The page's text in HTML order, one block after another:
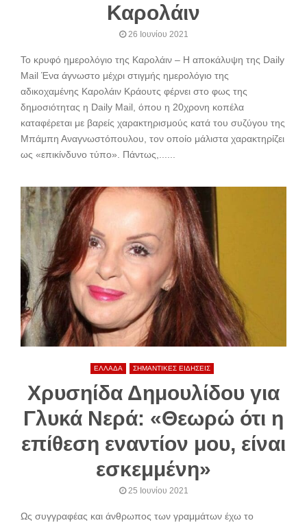
Καρολάιν
26 Ιουνίου 2021
Το κρυφό ημερολόγιο της Καρολάιν – Η αποκάλυψη της Daily
Mail Ένα άγνωστο μέχρι στιγμής ημερολόγιο της
αδικοχαμένης Καρολάιν Κράουτς φέρνει στο φως της
δημοσιότητας η Daily Mail, όπου η 20χρονη κοπέλα
καταφέρεται με βαρείς χαρακτηρισμούς κατά του συζύγου της
Μπάμπη Αναγνωστόπουλου, τον οποίο μάλιστα χαρακτηρίζει
ως «επικίνδυνο τύπο». Πάντως,......
ΕΛΛΑΔΑ ΣΗΜΑΝΤΙΚΕΣ ΕΙΔΗΣΕΙΣ
Χρυσηίδα Δημουλίδου για
Γλυκά Νερά: «Θεωρώ ότι η
επίθεση εναντίον μου, είναι
εσκεμμένη»
25 Ιουνίου 2021
Ως συγγραφέας και άνθρωπος των γραμμάτων έχω το